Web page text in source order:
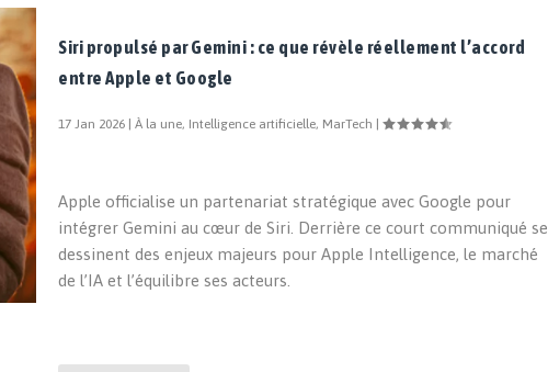
Siri propulsé par Gemini : ce que révèle réellement l’accord
entre Apple et Google
17 Jan 2026 |À la une, Intelligence artificielle, MarTech |
Apple officialise un partenariat stratégique avec Google pour
intégrer Gemini au cœur de Siri. Derrière ce court communiqué se
dessinent des enjeux majeurs pour Apple Intelligence, le marché
de l’IA et l’équilibre ses acteurs.